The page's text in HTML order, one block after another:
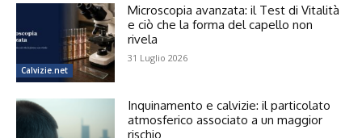
Calvizie.net
Microscopia avanzata: il Test di Vitalità
e ciò che la forma del capello non
rivela
31 Luglio 2026
Inquinamento e calvizie: il particolato
atmosferico associato a un maggior
rischio